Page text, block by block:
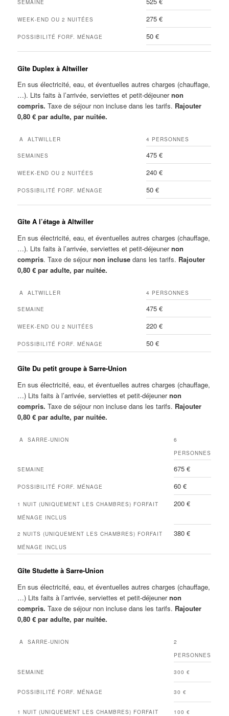
SEMAINE
WEEK-END OU 2 NUITÉES 275 €
POSSIBILITÉ FORF. MÉNAGE 50 €
Gîte Duplex à Altwiller
En sus électricité, eau, et éventuelles autres charges (chauffage,
…). Lits faits à l’arrivée, serviettes et petit-déjeunernon
compris. Taxe de séjour non incluse dans les tarifs. Rajouter
0,80 € par adulte, par nuitée.
A ALTWILLER 4 PERSONNES
SEMAINES 475 €
WEEK-END OU 2 NUITÉES 240 €
POSSIBILITÉ FORF. MÉNAGE 50 €
Gîte A l’étage à Altwiller
En sus électricité, eau, et éventuelles autres charges (chauffage,
…). Lits faits à l’arrivée, serviettes et petit-déjeunernon
compris. Taxe de séjournon incluse dans les tarifs. Rajouter
0,80 € par adulte, par nuitée.
A ALTWILLER 4 PERSONNES
SEMAINE 475 €
WEEK-END OU 2 NUITÉES 220 €
POSSIBILITÉ FORF. MÉNAGE 50 €
Gîte Du petit groupe à Sarre-Union
En sus électricité, eau, et éventuelles autres charges (chauffage,
…) Lits faits à l’arrivée, serviettes et petit-déjeunernon
compris. Taxe de séjour non incluse dans les tarifs. Rajouter
0,80 € par adulte, par nuitée.
A SARRE-UNION
6
PERSONNES
SEMAINE 675 €
POSSIBILITÉ FORF. MÉNAGE 60 €
1 NUIT (UNIQUEMENT LES CHAMBRES) FORFAIT
MÉNAGE INCLUS
200 €
2 NUITS (UNIQUEMENT LES CHAMBRES) FORFAIT
MÉNAGE INCLUS
380 €
Gîte Studette à Sarre-Union
En sus électricité, eau, et éventuelles autres charges (chauffage,
…) Lits faits à l’arrivée, serviettes et petit-déjeunernon
compris. Taxe de séjour non incluse dans les tarifs. Rajouter
0,80 € par adulte, par nuitée.
A SARRE-UNION
2
PERSONNES
SEMAINE 300 €
POSSIBILITÉ FORF. MÉNAGE 30 €
1 NUIT (UNIQUEMENT LES CHAMBRES) FORFAIT
100 €